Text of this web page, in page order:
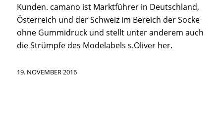
Kunden. camano ist Marktführer in Deutschland,
Österreich und der Schweiz im Bereich der Socke
ohne Gummidruck und stellt unter anderem auch
die Strümpfe des Modelabels s.Oliver her.
19. NOVEMBER 2016